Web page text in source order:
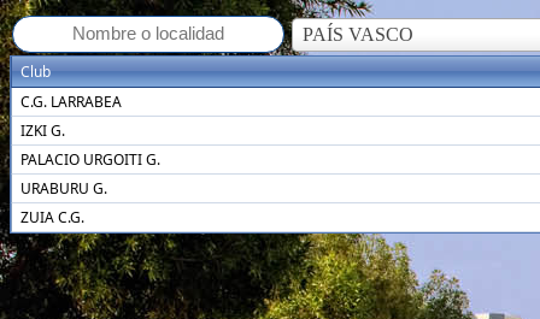
PAÍS VASCO
Club
C.G. LARRABEA
IZKI G.
PALACIO URGOITI G.
URABURU G.
ZUIA C.G.